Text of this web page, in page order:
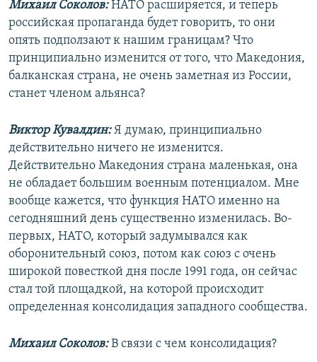
Михаил Соколов:НАТО расширяется, и теперь
российская пропаганда будет говорить, то они
опять подползают к нашим границам? Что
принципиально изменится от того, что Македония,
балканская страна, не очень заметная из России,
станет членом альянса?
Виктор Кувалдин:Я думаю, принципиально
действительно ничего не изменится.
Действительно Македония страна маленькая, она
не обладает большим военным потенциалом. Мне
вообще кажется, что функция НАТО именно на
сегодняшний день существенно изменилась. Во-
первых, НАТО, который задумывался как
оборонительный союз, потом как союз с очень
широкой повесткой дня после 1991 года, он сейчас
стал той площадкой, на которой происходит
определенная консолидация западного сообщества.
Михаил Соколов:В связи с чем консолидация?